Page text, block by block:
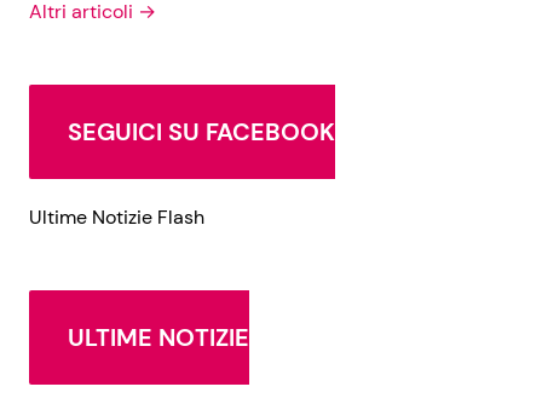
Altri articoli →
SEGUICI SU FACEBOOK
Ultime Notizie Flash
ULTIME NOTIZIE